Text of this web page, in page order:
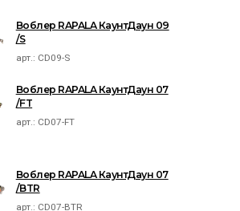
Воблер RAPALA КаунтДаун 09
/S
арт.: CD09-S
Воблер RAPALA КаунтДаун 07
/FT
арт.: CD07-FT
Воблер RAPALA КаунтДаун 07
/BTR
арт.: CD07-BTR